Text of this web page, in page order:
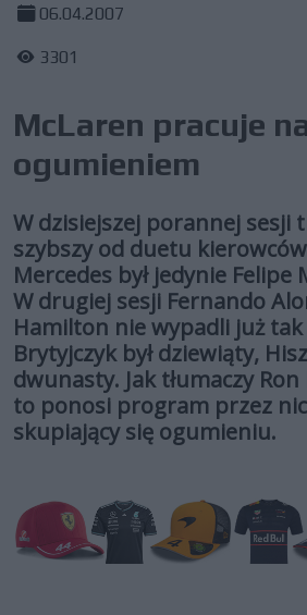
06.04.2007
3301
McLaren pracuje
ogumieniem
W dzisiejszej porannej sesji
szybszy od duetu
Mercedes był jedynie Felipe
W drugiej sesji Fernando
Hamilton nie wypadli już
Brytyjczyk był dziewiąty,
dwunasty. Jak tłumaczy
to ponosi program przez
skupiający się ogumieniu.